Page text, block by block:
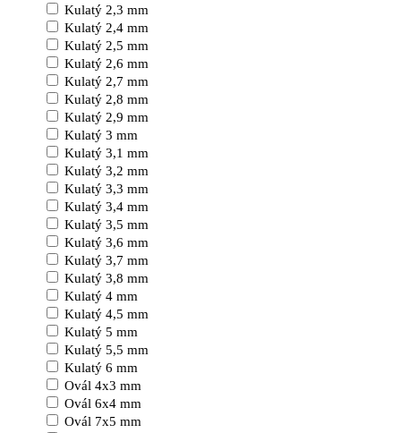
Kulatý 2,3 mm
Kulatý 2,4 mm
Kulatý 2,5 mm
Kulatý 2,6 mm
Kulatý 2,7 mm
Kulatý 2,8 mm
Kulatý 2,9 mm
Kulatý 3 mm
Kulatý 3,1 mm
Kulatý 3,2 mm
Kulatý 3,3 mm
Kulatý 3,4 mm
Kulatý 3,5 mm
Kulatý 3,6 mm
Kulatý 3,7 mm
Kulatý 3,8 mm
Kulatý 4 mm
Kulatý 4,5 mm
Kulatý 5 mm
Kulatý 5,5 mm
Kulatý 6 mm
Ovál 4x3 mm
Ovál 6x4 mm
Ovál 7x5 mm